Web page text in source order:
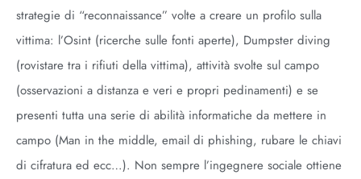
strategie di “reconnaissance” volte a creare un profilo sulla
vittima: l’Osint (ricerche sulle fonti aperte), Dumpster diving
(rovistare tra i rifiuti della vittima), attività svolte sul campo
(osservazioni a distanza e veri e propri pedinamenti) e se
presenti tutta una serie di abilità informatiche da mettere in
campo (Man in the middle, email di phishing, rubare le chiavi
di cifratura ed ecc…). Non sempre l’ingegnere sociale ottiene